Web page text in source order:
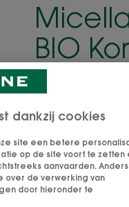
BIO
Verzacht -
Micellair Water
effectief make-
lippen dankzij
bestanddelen
dankzij cookies
site een betere
op de site voort te zetten
aanvaarden. Anders
over de verwerking van
door hieronder te